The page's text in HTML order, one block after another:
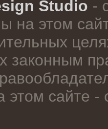
Studio -
на этом
законным
этом сайте